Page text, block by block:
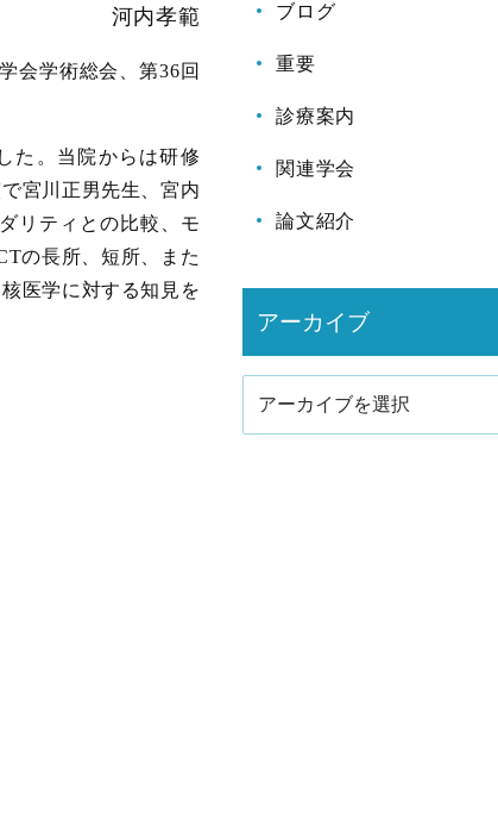
河内孝範
会学術総会、第36回
た。当院からは研修
宮川正男先生、宮内
リティとの比較、モ
の長所、短所、また
医学に対する知見を
ブログ
重要
診療案内
関連学会
論文紹介
アーカイブ
アーカイブを選択